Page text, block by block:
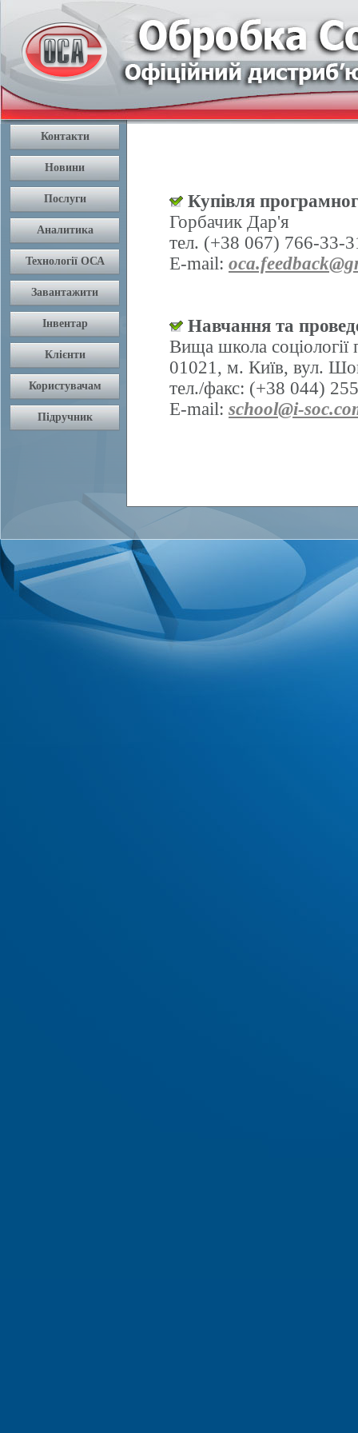
Купівля
Горбачик Дар'я
тел. (+38 067) 766-33-
E-mail:
Навчання та
Вища школа соціології
01021, м. Київ, вул.
тел./факс: (+38 044)
E-mail: school@i-